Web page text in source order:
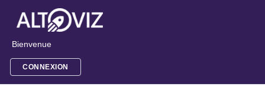
Bienvenue
CONNEXION